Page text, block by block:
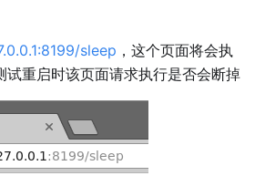
sleep ，这个页面将会执
试重启时该页面请求执行是否会断掉